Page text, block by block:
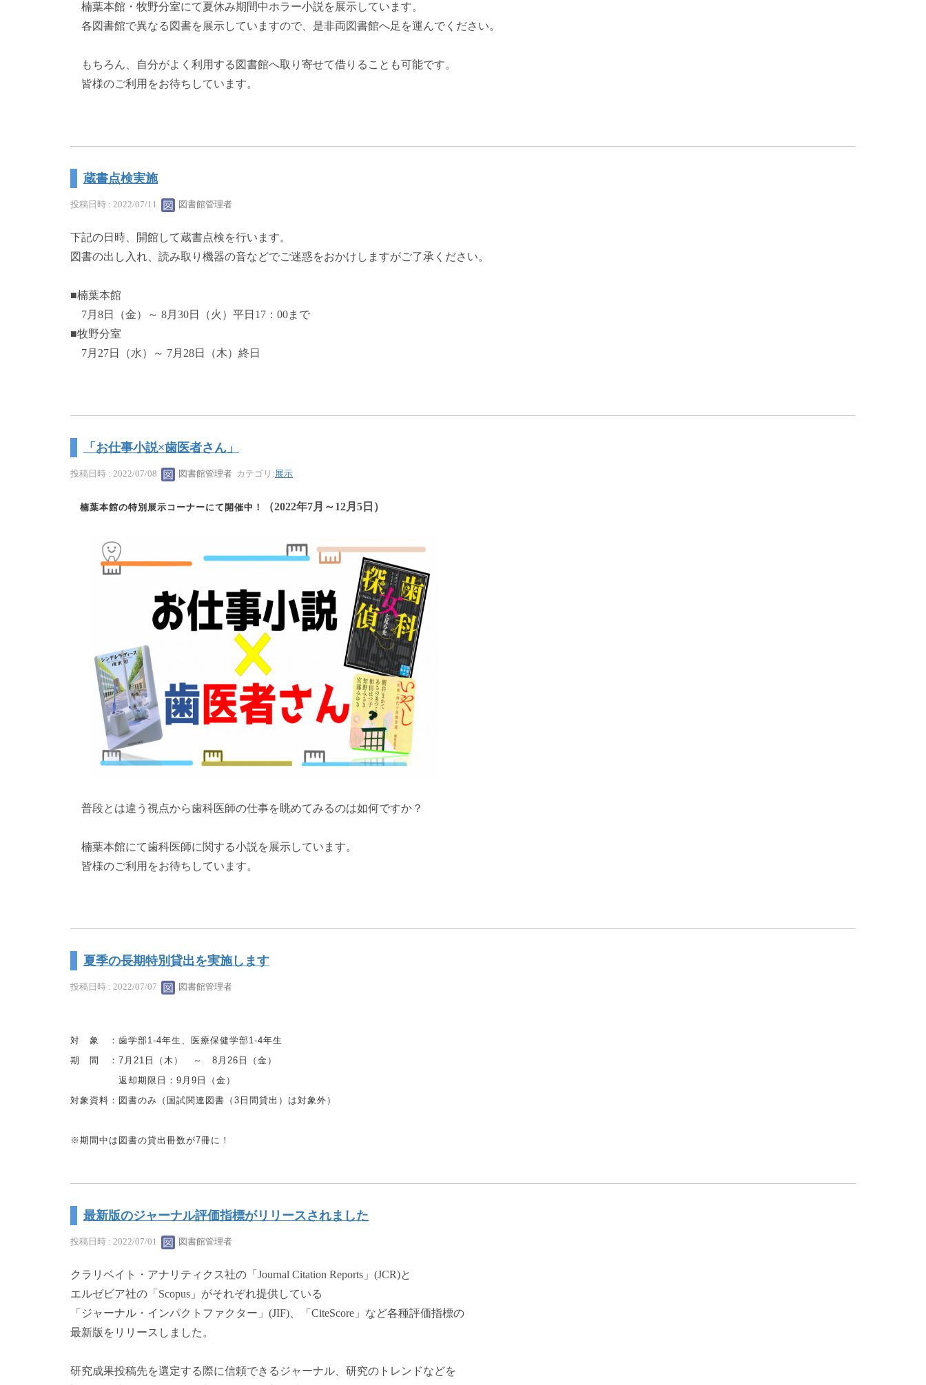
楠葉本館・牧野分室にて夏休み期間中ホラー小説を展示しています。
各図書館で異なる図書を展示していますので、是非両図書館へ足を運んでください。
もちろん、自分がよく利用する図書館へ取り寄せて借りることも可能です。
皆様のご利用をお待ちしています。
蔵書点検実施
投稿日時 : 2022/07/11 図書館管理者
下記の日時、開館して蔵書点検を行います。
図書の出し入れ、読み取り機器の音などでご迷惑をおかけしますがご了承ください。
■楠葉本館
7月8日（金）～ 8月30日（火）平日17：00まで
■牧野分室
7月27日（水）～ 7月28日（木）終日
「お仕事小説×歯医者さん」
投稿日時 : 2022/07/08 図書館管理者 カテゴリ:展示
楠葉本館の特別展示コーナーにて開催中！ （2022年7月～12月5日）
普段とは違う視点から歯科医師の仕事を眺めてみるのは如何ですか？
楠葉本館にて歯科医師に関する小説を展示しています。
皆様のご利用をお待ちしています。
夏季の長期特別貸出を実施します
投稿日時 : 2022/07/07 図書館管理者
対 象 ：歯学部1-4年生、医療保健学部1‐4年生
期 間 ：7月21日（木） ～ 8月26日（金）
返却期限日：9月9日（金）
対象資料：図書のみ（国試関連図書（3日間貸出）は対象外）
※期間中は図書の貸出冊数が7冊に！
最新版のジャーナル評価指標がリリースされました
投稿日時 : 2022/07/01 図書館管理者
クラリベイト・アナリティクス社の「Journal Citation Reports」(JCR)と
エルゼビア社の「Scopus」がそれぞれ提供している
「ジャーナル・インパクトファクター」(JIF)、「CiteScore」など各種評価指標の
最新版をリリースしました。
研究成果投稿先を選定する際に信頼できるジャーナル、研究のトレンドなどを